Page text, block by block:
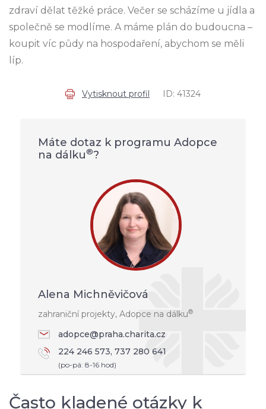
zdraví dělat těžké práce. Večer se scházíme u jídla a
společně se modlíme. A máme plán do budoucna –
koupit víc půdy na hospodaření, abychom se měli
líp.
Vytisknout profil ID: 41324
Máte dotaz k programu Adopce
na dálku®?
Alena Michněvičová
zahraniční projekty, Adopce na dálku®
adopce@praha.charita.cz
224 246 573, 737 280 641
(po-pá: 8-16 hod)
Často kladené otázky k